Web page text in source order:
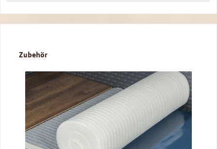
Produktgalerie überspringen
Zubehör